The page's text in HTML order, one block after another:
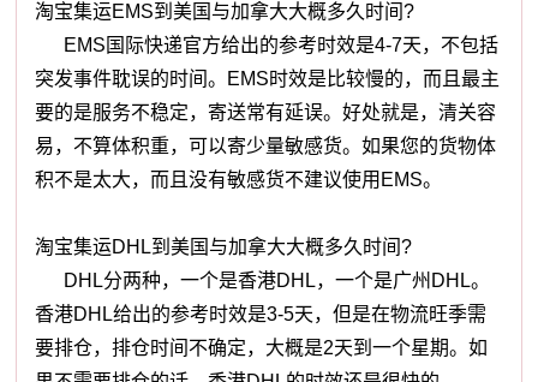
淘宝集运EMS到美国与加拿大大概多久时间?
EMS国际快递官方给出的参考时效是4-7天，不包括
突发事件耽误的时间。EMS时效是比较慢的，而且最主
要的是服务不稳定，寄送常有延误。好处就是，清关容
易，不算体积重，可以寄少量敏感货。如果您的货物体
积不是太大，而且没有敏感货不建议使用EMS。
淘宝集运DHL到美国与加拿大大概多久时间?
DHL分两种，一个是香港DHL，一个是广州DHL。
香港DHL给出的参考时效是3-5天，但是在物流旺季需
要排仓，排仓时间不确定，大概是2天到一个星期。如